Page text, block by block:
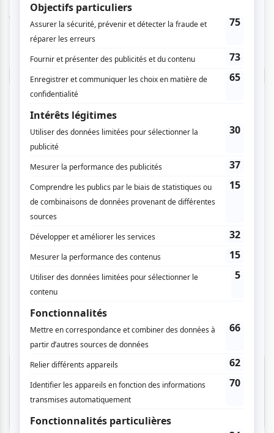
Vous devez être connecté pour
donner un avis.
Connectez-vous ici.